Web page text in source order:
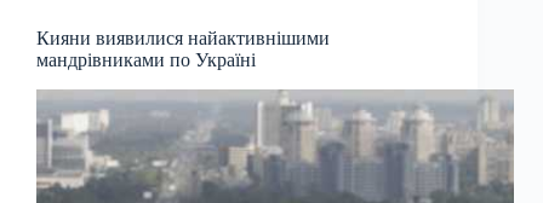
Кияни виявилися найактивнішими
мандрівниками по Україні